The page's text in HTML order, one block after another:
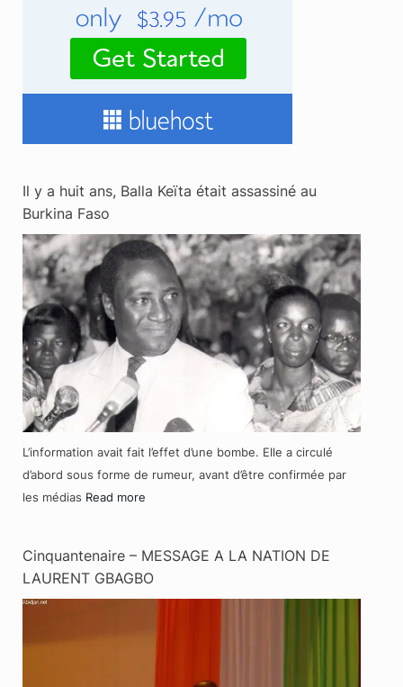
Il y a huit ans, Balla Keïta était assassiné au
Burkina Faso
L’information avait fait l’effet d’une bombe. Elle a circulé
d’abord sous forme de rumeur, avant d’être confirmée par
les médias Read more
Cinquantenaire – MESSAGE A LA NATION DE
LAURENT GBAGBO